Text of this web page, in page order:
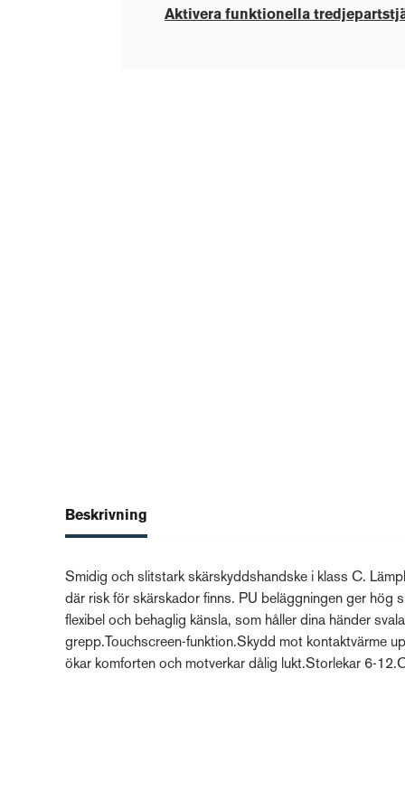
Aktivera funktionella
Beskrivning
Smidig och slitstark skärskyddshandske i klass C.
där risk för skärskador finns. PU beläggningen ger
flexibel och behaglig känsla, som håller dina händer
grepp.Touchscreen-funktion.Skydd mot kontaktvärme
ökar komforten och motverkar dålig lukt.Storlekar 6-